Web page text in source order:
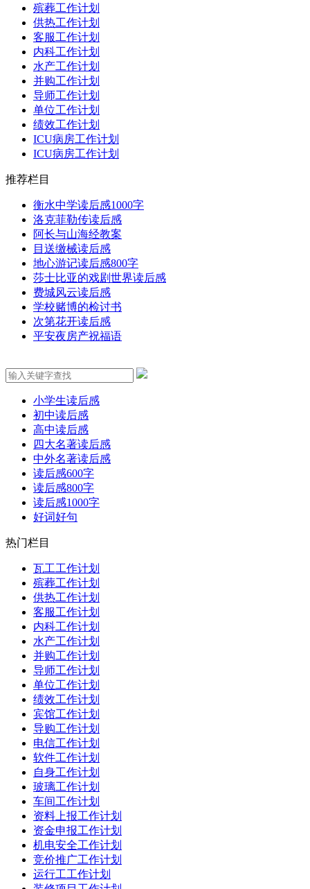
殡葬工作计划
供热工作计划
客服工作计划
内科工作计划
水产工作计划
并购工作计划
导师工作计划
单位工作计划
绩效工作计划
ICU病房工作计划
ICU病房工作计划
推荐栏目
衡水中学读后感1000字
洛克菲勒传读后感
阿长与山海经教案
目送缴械读后感
地心游记读后感800字
莎士比亚的戏剧世界读后感
费城风云读后感
学校赌博的检讨书
次第花开读后感
平安夜房产祝福语
小学生读后感
初中读后感
高中读后感
四大名著读后感
中外名著读后感
读后感600字
读后感800字
读后感1000字
好词好句
热门栏目
瓦工工作计划
殡葬工作计划
供热工作计划
客服工作计划
内科工作计划
水产工作计划
并购工作计划
导师工作计划
单位工作计划
绩效工作计划
宾馆工作计划
导购工作计划
电信工作计划
软件工作计划
自身工作计划
玻璃工作计划
车间工作计划
资料上报工作计划
资金申报工作计划
机电安全工作计划
竞价推广工作计划
运行工工作计划